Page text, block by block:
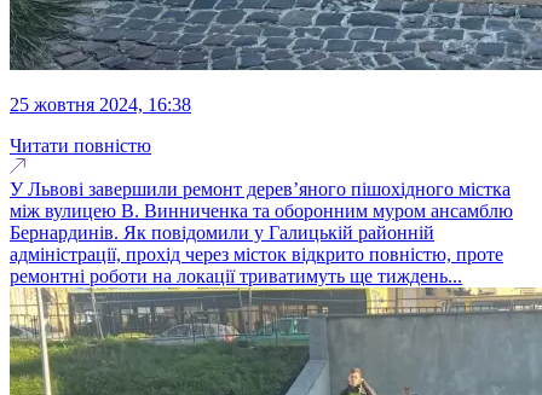
25 жовтня 2024, 16:38
Читати повністю
У Львові завершили ремонт дерев’яного пішохідного містка
між вулицею В. Винниченка та оборонним муром ансамблю
Бернардинів. Як повідомили у Галицькій районній
адміністрації, прохід через місток відкрито повністю, проте
ремонтні роботи на локації триватимуть ще тиждень...